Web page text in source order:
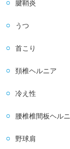
腱鞘炎
うつ
首こり
頚椎ヘルニア
冷え性
腰椎椎間板ヘル
野球肩